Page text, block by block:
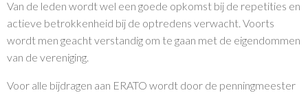
Van de leden wordt wel een goede opkomst bij de repetities en
actieve betrokkenheid bij de optredens verwacht. Voorts
wordt men geacht verstandig om te gaan met de eigendommen
van de vereniging.
Voor alle bijdragen aan ERATO wordt door de penningmeester